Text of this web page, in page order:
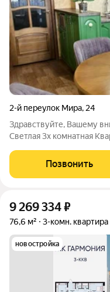
2-й переулок Мира, 24
Здравствуйте, Вашему
Светлая 3х комнатная
будете проживать в
инфраструктура развита,
Позвонить
9 269 334₽
76,6 м² 3-комн. квартира
новостройка